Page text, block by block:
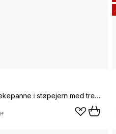
Nordwik stekepanne i støpejern med trehåndtak, 28 cm